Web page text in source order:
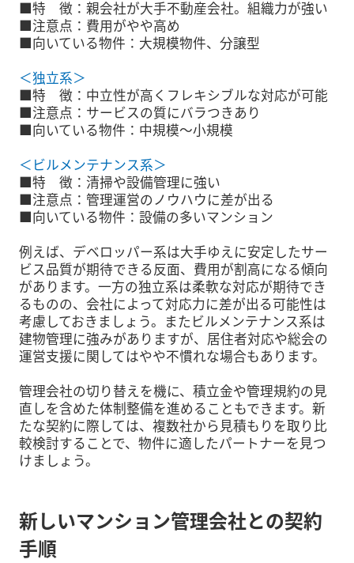
■特 徴：親会社が大手不動産会社。組織力が強い
■注意点：費用がやや高め
■向いている物件：大規模物件、分譲型
＜独立系＞
■特 徴：中立性が高くフレキシブルな対応が可能
■注意点：サービスの質にバラつきあり
■向いている物件：中規模〜小規模
＜ビルメンテナンス系＞
■特 徴：清掃や設備管理に強い
■注意点：管理運営のノウハウに差が出る
■向いている物件：設備の多いマンション
例えば、デベロッパー系は大手ゆえに安定したサー
ビス品質が期待できる反面、費用が割高になる傾向
があります。一方の独立系は柔軟な対応が期待でき
るものの、会社によって対応力に差が出る可能性は
考慮しておきましょう。またビルメンテナンス系は
建物管理に強みがありますが、居住者対応や総会の
運営支援に関してはやや不慣れな場合もあります。
管理会社の切り替えを機に、積立金や管理規約の見
直しを含めた体制整備を進めることもできます。新
たな契約に際しては、複数社から見積もりを取り比
較検討することで、物件に適したパートナーを見つ
けましょう。
新しいマンション管理会社との契約
手順